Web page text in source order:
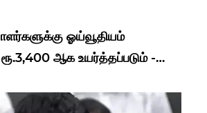
ஓய்வூதியம்
ரூ.3,400 ஆக உயர்த்தப்படும் -